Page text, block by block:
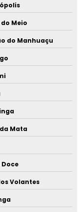
Meio
do Manhuaçu
Mata
Doce
Volantes